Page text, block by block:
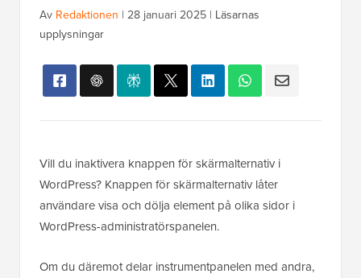
Av Redaktionen | 28 januari 2025 | Läsarnas
upplysningar
Vill du inaktivera knappen för skärmalternativ i
WordPress? Knappen för skärmalternativ låter
användare visa och dölja element på olika sidor i
WordPress-administratörspanelen.
Om du däremot delar instrumentpanelen med andra,